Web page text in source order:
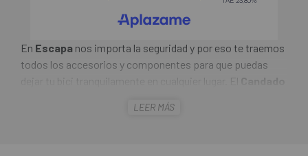
En Escapa nos importa la seguridad y por eso te traemos
todos los accesorios y componentes para que puedas
dejar tu bici tranquilamente en cualquier lugar. El Candado
en acero templado. La cerradura tiene un cilindro de
LEER MÁS